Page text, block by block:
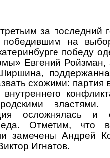
за последний
победившим на
победу
Евгений Ройзман,
схожими: партия
осложнялась и
Отметим, что
замечены Андрей
Игнатов.